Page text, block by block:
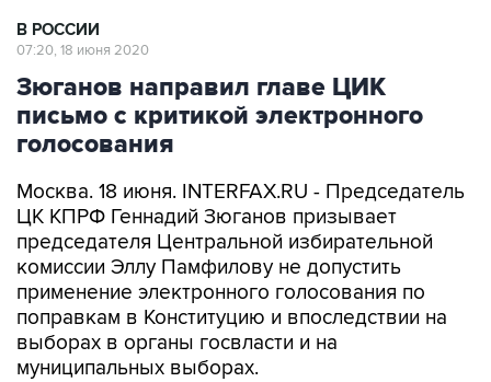
В РОССИИ
07:20, 18 июня 2020
Зюганов направил главе ЦИК
письмо с критикой электронного
голосования
Москва. 18 июня. INTERFAX.RU - Председатель
ЦК КПРФ Геннадий Зюганов призывает
председателя Центральной избирательной
комиссии Эллу Памфилову не допустить
применение электронного голосования по
поправкам в Конституцию и впоследствии на
выборах в органы госвласти и на
муниципальных выборах.